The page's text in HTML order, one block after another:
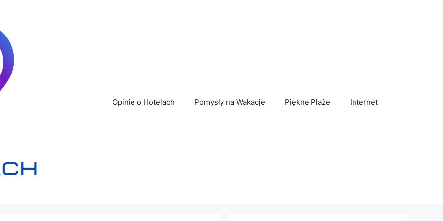
Opinie o Hotelach Pomysły na Wakacje Piękne Plaże Internet